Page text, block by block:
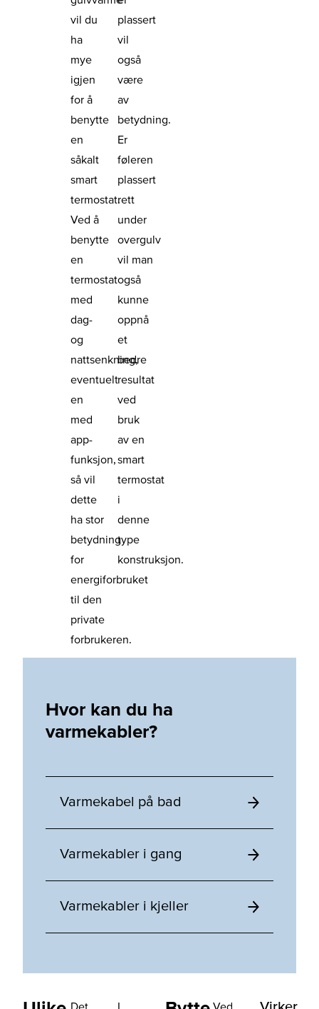
vil du
ha
mye
igjen
for å
benytte
en
såkalt
smart
termostat.
Ved å
benytte
en
termostat
med
dag-
og
nattsenkning,
eventuelt
en
med
app-
funksjon,
så vil
dette
ha stor
betydning
for
energiforbruket
til den
private
forbrukeren.
plassert
vil
også
være
av
betydning.
Er
føleren
plassert
rett
under
overgulv
vil man
også
kunne
oppnå
et
bedre
resultat
ved
bruk
av en
smart
termostat
i
denne
type
konstruksjon.
Hvor kan du ha
varmekabler?
Varmekabel på bad
Varmekabler i gang
Varmekabler i kjeller
Det I Ved